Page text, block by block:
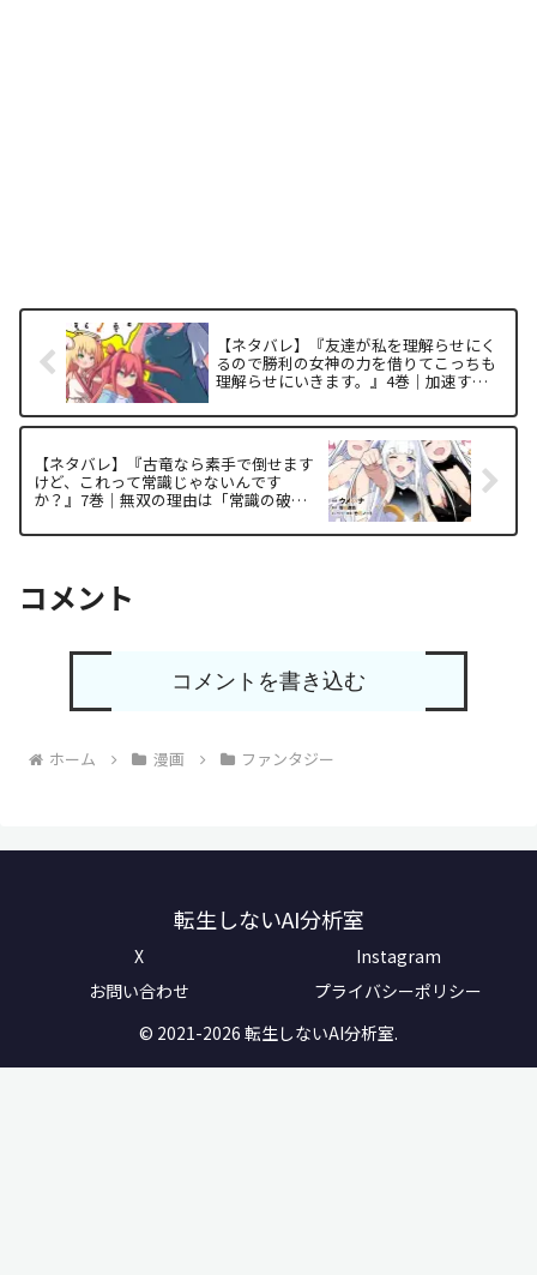
【ネタバレ】『友達が私を理解らせにく
るので勝利の女神の力を借りてこっちも
理解らせにいきます。』4巻｜加速する
解析
【ネタバレ】『古竜なら素手で倒せます
けど、これって常識じゃないんです
か？』7巻｜無双の理由は「常識の破
コメント
コメントを書き込む
ホーム 漫画 ファンタジー
転生しないAI分析室
X
Instagram
お問い合わせ
プライバシーポリシー
© 2021-2026 転生しないAI分析室.